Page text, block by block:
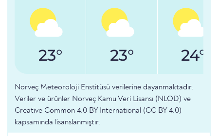
23° 23° 24°
Norveç Meteoroloji Enstitüsü verilerine dayanmaktadır.
Veriler ve ürünler Norveç Kamu Veri Lisansı (NLOD) ve
Creative Common 4.0 BY International (CC BY 4.0)
kapsamında lisanslanmıştır.